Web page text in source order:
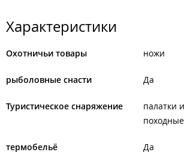
Характеристики
Охотничьи товары ножи
рыболовные снасти Да
Туристическое снаряжение
палатки
термобельё Да